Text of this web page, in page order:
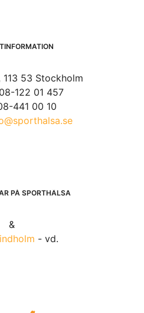
113 53 Stockholm
122 01 457
441 00 10
PÅ SPORTHÄLSA
&
- vd.